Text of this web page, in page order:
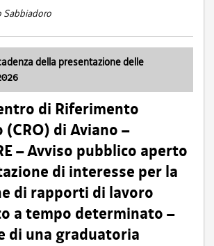
Sabbiadoro
della presentazione delle
di Riferimento
di Aviano –
– Avviso pubblico aperto
di interesse per la
di rapporti di lavoro
a tempo determinato –
di una graduatoria